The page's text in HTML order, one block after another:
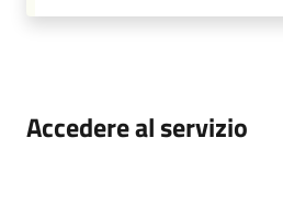
Accedere al servizio